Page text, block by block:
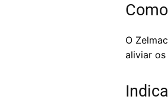
O
aliviar